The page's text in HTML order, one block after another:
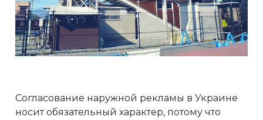
Согласование наружной рекламы в Украине
носит обязательный характер, потому что